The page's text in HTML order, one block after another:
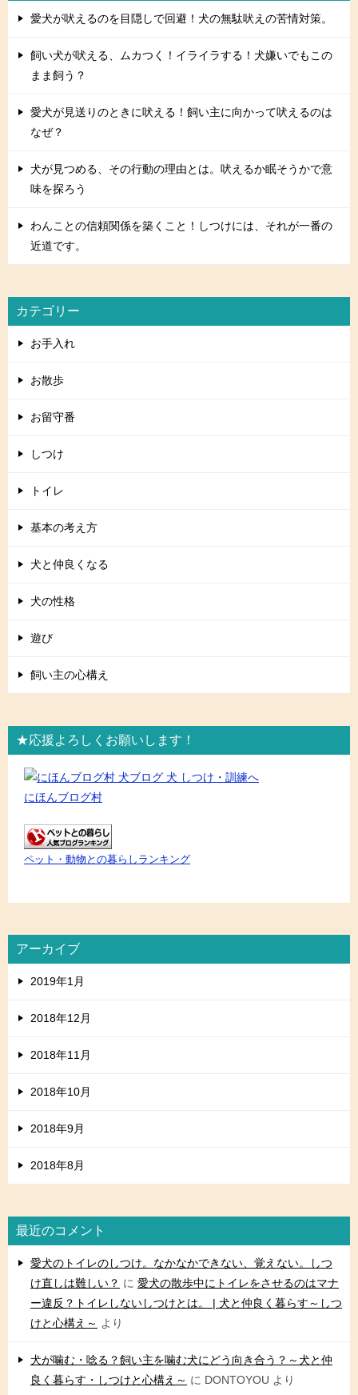
愛犬が吠えるのを目隠しで回避！犬の無駄吠えの苦情対策。
飼い犬が吠える、ムカつく！イライラする！犬嫌いでもこの
まま飼う？
愛犬が見送りのときに吠える！飼い主に向かって吠えるのは
なぜ？
犬が見つめる、その行動の理由とは。吠えるか眠そうかで意
味を探ろう
わんことの信頼関係を築くこと！しつけには、それが一番の
近道です。
カテゴリー
お手入れ
お散歩
お留守番
しつけ
トイレ
基本の考え方
犬と仲良くなる
犬の性格
遊び
飼い主の心構え
★応援よろしくお願いします！
にほんブログ村
ペット・動物との暮らしランキング
アーカイブ
2019年1月
2018年12月
2018年11月
2018年10月
2018年9月
2018年8月
最近のコメント
愛犬のトイレのしつけ。なかなかできない、覚えない。しつ
け直しは難しい？ に 愛犬の散歩中にトイレをさせるのはマナ
ー違反？トイレしないしつけとは。 | 犬と仲良く暮らす～しつ
けと心構え～ より
犬が噛む・唸る？飼い主を噛む犬にどう向き合う？～犬と仲
良く暮らす・しつけと心構え～ に DONTOYOU より